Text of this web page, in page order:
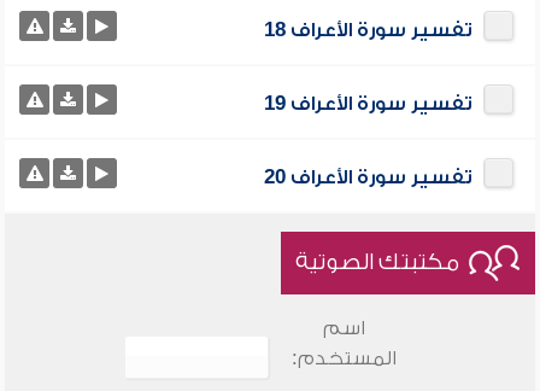
تفسير سورة الأعراف 18
تفسير سورة الأعراف 19
تفسير سورة الأعراف 20
مكتبتك الصوتية
اسم
المستخدم: